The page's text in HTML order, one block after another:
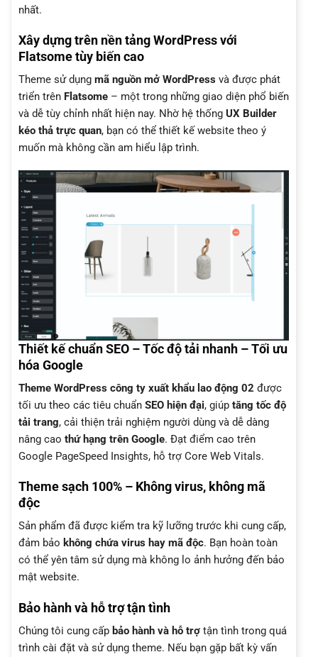
nhất.
Xây dựng trên nền tảng WordPress với
Flatsome tùy biến cao
Theme sử dụng mã nguồn mở WordPress và được phát
triển trên Flatsome – một trong những giao diện phổ biến
và dễ tùy chỉnh nhất hiện nay. Nhờ hệ thống UX Builder
kéo thả trực quan, bạn có thể thiết kế website theo ý
muốn mà không cần am hiểu lập trình.
Thiết kế chuẩn SEO – Tốc độ tải nhanh – Tối ưu
hóa Google
Theme WordPress công ty xuất khẩu lao động 02 được
tối ưu theo các tiêu chuẩn SEO hiện đại, giúp tăng tốc độ
tải trang, cải thiện trải nghiệm người dùng và dễ dàng
nâng cao thứ hạng trên Google. Đạt điểm cao trên
Google PageSpeed Insights, hỗ trợ Core Web Vitals.
Theme sạch 100% – Không virus, không mã
độc
Sản phẩm đã được kiểm tra kỹ lưỡng trước khi cung cấp,
đảm bảo không chứa virus hay mã độc. Bạn hoàn toàn
có thể yên tâm sử dụng mà không lo ảnh hưởng đến bảo
mật website.
Bảo hành và hỗ trợ tận tình
Chúng tôi cung cấp bảo hành và hỗ trợ tận tình trong quá
trình cài đặt và sử dụng theme. Nếu bạn gặp bất kỳ vấn